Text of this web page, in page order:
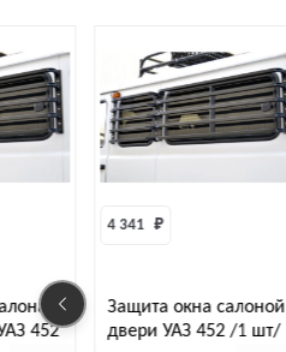
452
Защита окна салоной
двери УАЗ 452 /1 шт/
4 341 ₽